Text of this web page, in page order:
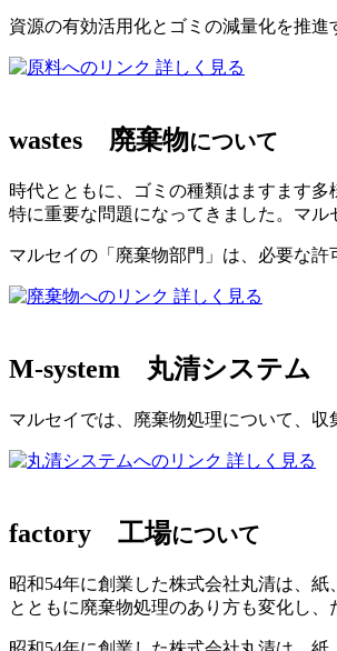
資源の有効活用化とゴミの減量化を推
詳しく見る
wastes 廃棄物について
時代とともに、ゴミの種類はますます
特に重要な問題になってきました。マ
マルセイの「廃棄物部門」は、必要な
詳しく見る
M-system 丸清システム
マルセイでは、廃棄物処理について、収
詳しく見る
factory 工場について
昭和54年に創業した株式会社丸清は、
とともに廃棄物処理のあり方も変化し